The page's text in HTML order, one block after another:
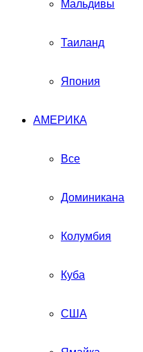
Мальдивы
Таиланд
Япония
АМЕРИКА
Все
Доминикана
Колумбия
Куба
США